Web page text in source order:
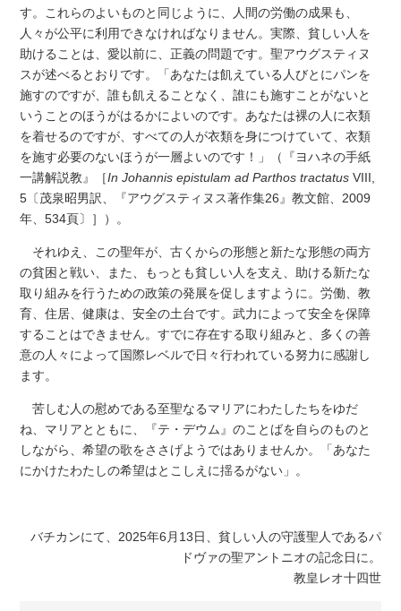
す。これらのよいものと同じように、人間の労働の成果も、
人々が公平に利用できなければなりません。実際、貧しい人を
助けることは、愛以前に、正義の問題です。聖アウグスティヌ
スが述べるとおりです。「あなたは飢えている人びとにパンを
施すのですが、誰も飢えることなく、誰にも施すことがないと
いうことのほうがはるかによいのです。あなたは裸の人に衣類
を着せるのですが、すべての人が衣類を身につけていて、衣類
を施す必要のないほうが一層よいのです！」（『ヨハネの手紙
一講解説教』［In Johannis epistulam ad Parthos tractatus VIII,
5〔茂泉昭男訳、『アウグスティヌス著作集26』教文館、2009
年、534頁〕］）。
それゆえ、この聖年が、古くからの形態と新たな形態の両方
の貧困と戦い、また、もっとも貧しい人を支え、助ける新たな
取り組みを行うための政策の発展を促しますように。労働、教
育、住居、健康は、安全の土台です。武力によって安全を保障
することはできません。すでに存在する取り組みと、多くの善
意の人々によって国際レベルで日々行われている努力に感謝し
ます。
苦しむ人の慰めである至聖なるマリアにわたしたちをゆだ
ね、マリアとともに、『テ・デウム』のことばを自らのものと
しながら、希望の歌をささげようではありませんか。「あなた
にかけたわたしの希望はとこしえに揺るがない」。
バチカンにて、2025年6月13日、貧しい人の守護聖人であるパ
ドヴァの聖アントニオの記念日に。
教皇レオ十四世